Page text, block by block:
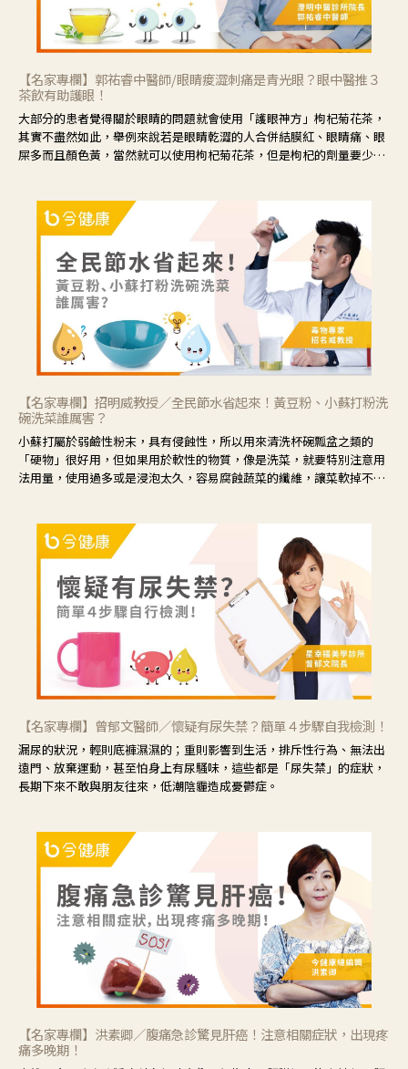
【名家專欄】郭祐睿中醫師/眼睛痠澀刺痛是青光眼？眼中醫推３
茶飲有助護眼！
大部分的患者覺得關於眼睛的問題就會使用「護眼神方」枸杞菊花茶，
其實不盡然如此，舉例來說若是眼睛乾澀的人合併結膜紅、眼睛痛、眼
屎多而且顏色黃，當然就可以使用枸杞菊花茶，但是枸杞的劑量要少，
候就要使用菊花、金銀花來治療；假如單純的眼睛乾澀，結膜沒有紅，
眼睛周圍沒有眼屎，這種情況是屬於「陰虛」，就可以使用枸杞、蓮
藕、麥門冬、山藥等比較滋潤的藥材，效果就更顯著。
【名家專欄】招明威教授／全民節水省起來！黃豆粉、小蘇打粉洗
碗洗菜誰厲害？
小蘇打屬於弱鹼性粉末，具有侵蝕性，所以用來清洗杯碗瓢盆之類的
「硬物」很好用，但如果用於軟性的物質，像是洗菜，就要特別注意用
法用量，使用過多或是浸泡太久，容易腐蝕蔬菜的纖維，讓菜軟掉不清
【名家專欄】曾郁文醫師／懷疑有尿失禁？簡單４步驟自我檢測！
漏尿的狀況，輕則底褲濕濕的；重則影響到生活，排斥性行為、無法出
遠門、放棄運動，甚至怕身上有尿騷味，這些都是「尿失禁」的症狀，
長期下來不敢與朋友往來，低潮陰霾造成憂鬱症。
【名家專欄】洪素卿／腹痛急診驚見肝癌！注意相關症狀，出現疼
痛多晚期！